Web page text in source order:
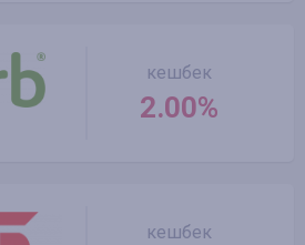
кешбек
2.00%
кешбек